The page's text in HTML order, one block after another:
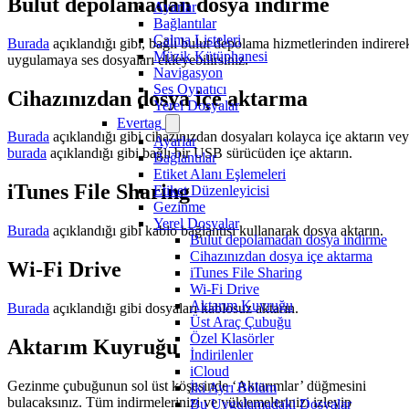
Ayarlar
Bağlantılar
Çalma Listeleri
Müzik Kütüphanesi
Navigasyon
Ses Oynatıcı
Yerel Dosyalar
Evertag
Ayarlar
Bağlantılar
Etiket Alanı Eşlemeleri
Etiket Düzenleyicisi
Gezinme
Yerel Dosyalar
Bulut depolamadan dosya indirme
Cihazınızdan dosya içe aktarma
iTunes File Sharing
Wi-Fi Drive
Aktarım Kuyruğu
Üst Araç Çubuğu
Özel Klasörler
İndirilenler
iCloud
İki Ayrı Bölüm
Bu Uygulamadaki Dosyalar
Burada açıklandığı gibi, bağlı bulut depolama hizmetlerinden
uygulamaya ses dosyaları ekleyebilirsiniz.
Cihazınızdan dosya içe aktarma
Burada açıklandığı gibi cihazınızdan dosyaları kolayca içe aktarın
burada açıklandığı gibi bağlı bir USB sürücüden içe aktarın.
iTunes File Sharing
Burada açıklandığı gibi kablo bağlantısı kullanarak dosya aktarın.
Wi-Fi Drive
Burada açıklandığı gibi dosyaları kablosuz aktarın.
Aktarım Kuyruğu
Gezinme çubuğunun sol üst köşesinde ‘Aktarımlar’ düğmesini
bulacaksınız. Tüm indirmelerinizi ve yüklemelerinizi izleyip